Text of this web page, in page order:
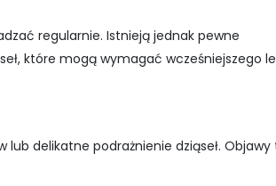
regularnie. Istnieją jednak pewne
które mogą wymagać wcześniejszego
delikatne podrażnienie dziąseł. Objawy